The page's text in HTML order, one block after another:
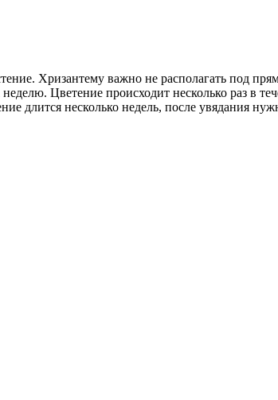
Хризантему важно не располагать под
Цветение происходит несколько раз в
несколько недель, после увядания